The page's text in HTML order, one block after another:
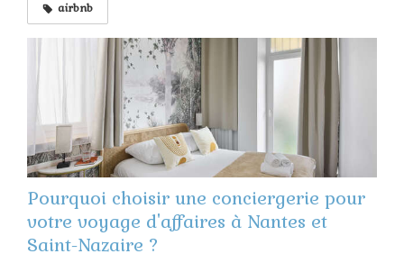
airbnb
Pourquoi choisir une conciergerie pour
votre voyage d'affaires à Nantes et
Saint-Nazaire ?